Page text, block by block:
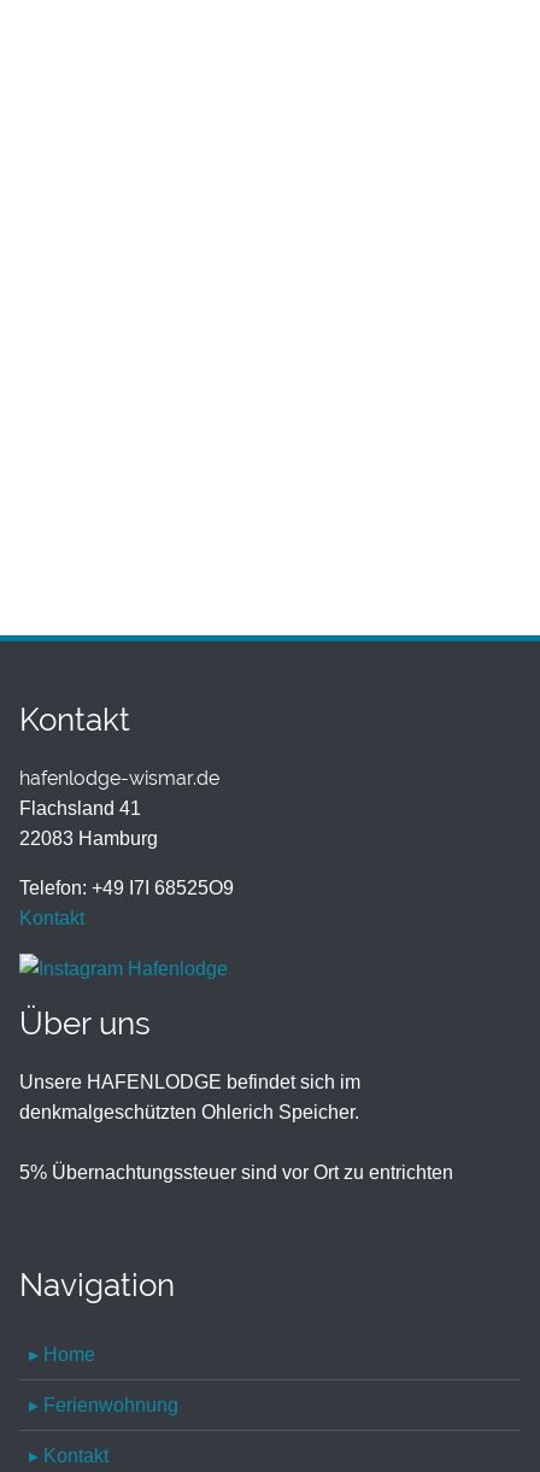
Kontakt
hafenlodge-wismar.de
Flachsland 41
22083 Hamburg
Telefon: +49 I7I 68525O9
Kontakt
Über uns
Unsere HAFENLODGE befindet sich im
denkmalgeschützten Ohlerich Speicher.
5% Übernachtungssteuer sind vor Ort zu entrichten
Navigation
▸ Home
▸ Ferienwohnung
▸ Kontakt